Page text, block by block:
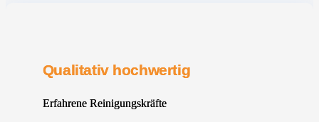
Qualitativ hochwertig
Erfahrene Reinigungskräfte